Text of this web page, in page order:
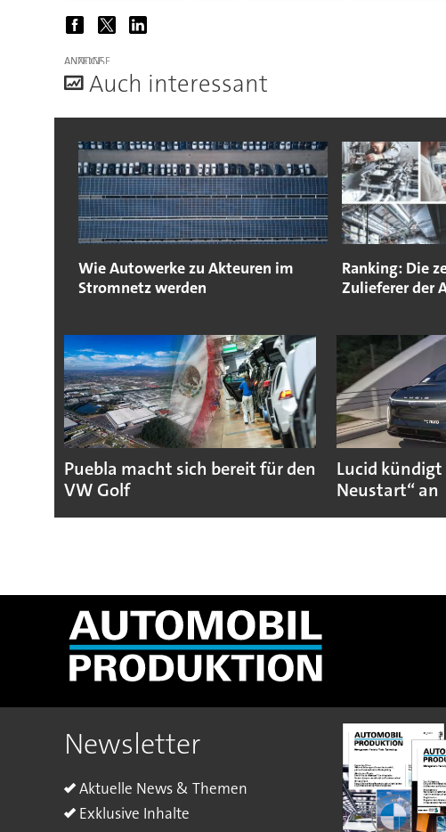
ANZEIGE
Auch interessant
Wie Autowerke zu Akteuren im
Stromnetz werden
Ranking: Die
Zulieferer der
Puebla macht sich bereit für den
VW Golf
Lucid
Neustart“ an
Newsletter
Aktuelle News & Themen
Exklusive Inhalte